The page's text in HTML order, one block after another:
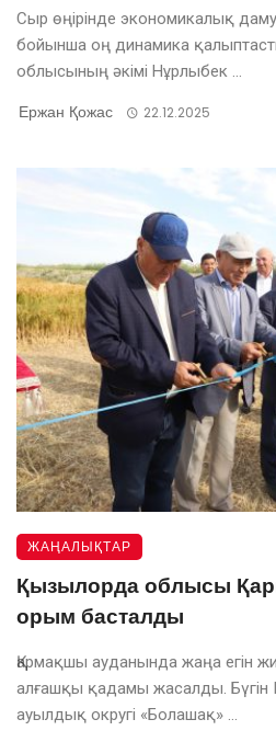
Сыр өңірінде экономикалық
бойынша оң динамика
облысының әкімі Нұрлыбек ...
Ержан Қожас 22.12.2025
ЖАҢАЛЫҚТАР
Қызылорда облысы
орым басталды
Қармақшы ауданында жаңа егін
алғашқы қадамы жасалды. Бүгін
ауылдық округі «Болашақ» ...